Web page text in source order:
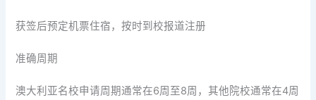
获签后预定机票住宿，按时到校报道注册
准确周期
澳大利亚名校申请周期通常在6周至8周，其他院校通常在4周